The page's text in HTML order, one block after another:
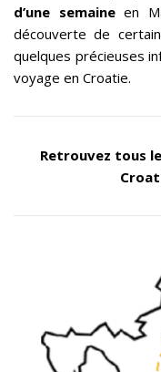
d’une semaineen
découverte de
quelques précieuses
voyage en Croatie.
Retrouvez tous